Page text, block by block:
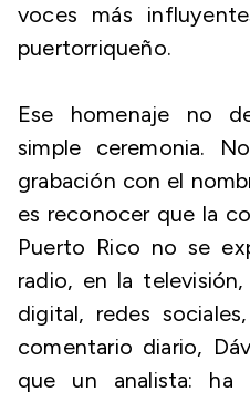
voces más
puertorriqueño.
Ese homenaje no
simple ceremonia.
grabación con el
es reconocer que la
Puerto Rico no se
radio, en la
digital, redes
comentario diario,
que un analista: ha